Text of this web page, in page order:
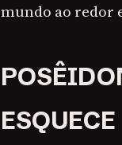
mundo ao redor
ESQUECE